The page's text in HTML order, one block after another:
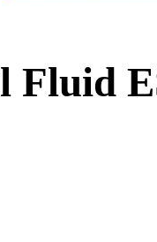
Fluid